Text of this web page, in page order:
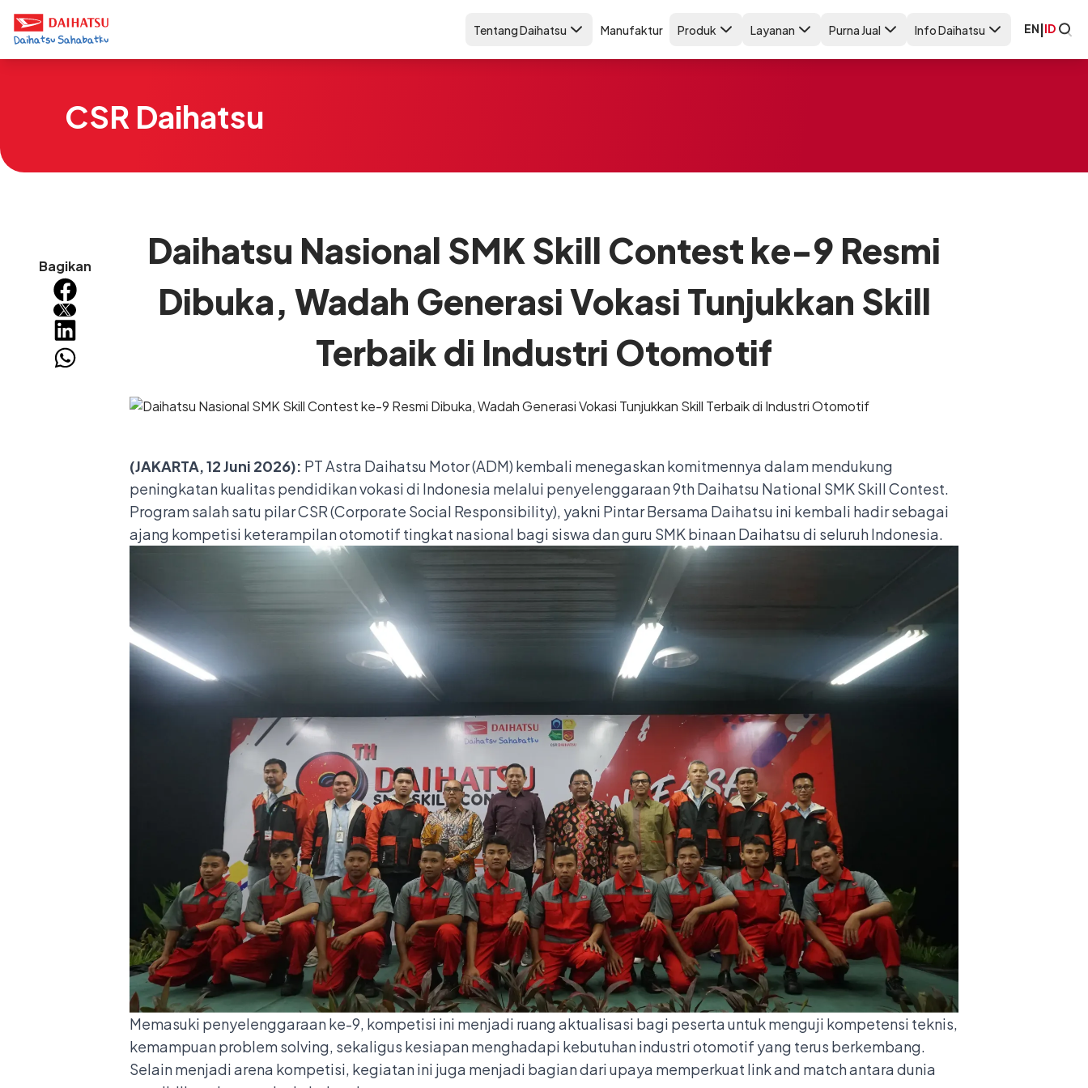
Tentang Daihatsu Manufaktur Produk Layanan Purna Jual Info Daihatsu EN|ID
CSR Daihatsu
Bagikan
Daihatsu Nasional SMK Skill Contest ke-9 Resmi
Dibuka, Wadah Generasi Vokasi Tunjukkan Skill
Terbaik di Industri Otomotif
(JAKARTA, 12 Juni 2026): PT Astra Daihatsu Motor (ADM) kembali menegaskan komitmennya dalam mendukung
peningkatan kualitas pendidikan vokasi di Indonesia melalui penyelenggaraan 9th Daihatsu National SMK Skill Contest.
Program salah satu pilar CSR (Corporate Social Responsibility), yakni Pintar Bersama Daihatsu ini kembali hadir sebagai
ajang kompetisi keterampilan otomotif tingkat nasional bagi siswa dan guru SMK binaan Daihatsu di seluruh Indonesia.
Memasuki penyelenggaraan ke-9, kompetisi ini menjadi ruang aktualisasi bagi peserta untuk menguji kompetensi teknis,
kemampuan problem solving, sekaligus kesiapan menghadapi kebutuhan industri otomotif yang terus berkembang.
Selain menjadi arena kompetisi, kegiatan ini juga menjadi bagian dari upaya memperkuat link and match antara dunia